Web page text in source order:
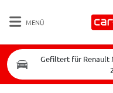
MENÜ
Gefiltert für Renault